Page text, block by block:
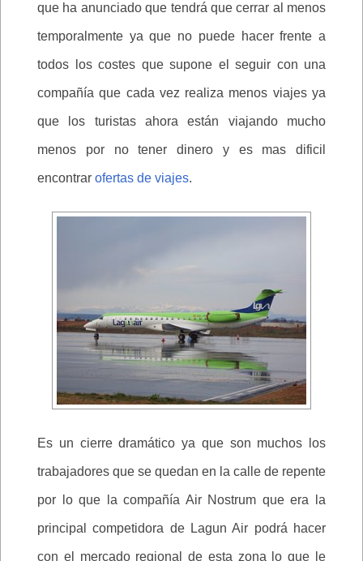
que ha anunciado que tendrá que cerrar al menos
temporalmente ya que no puede hacer frente a
todos los costes que supone el seguir con una
compañía que cada vez realiza menos viajes ya
que los turistas ahora están viajando mucho
menos por no tener dinero y es mas dificil
encontrar ofertas de viajes.
Es un cierre dramático ya que son muchos los
trabajadores que se quedan en la calle de repente
por lo que la compañía Air Nostrum que era la
principal competidora de Lagun Air podrá hacer
con el mercado regional de esta zona lo que le